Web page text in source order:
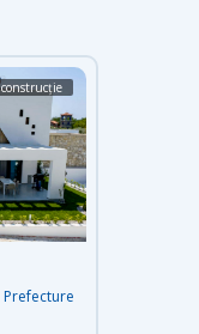
Prefecture